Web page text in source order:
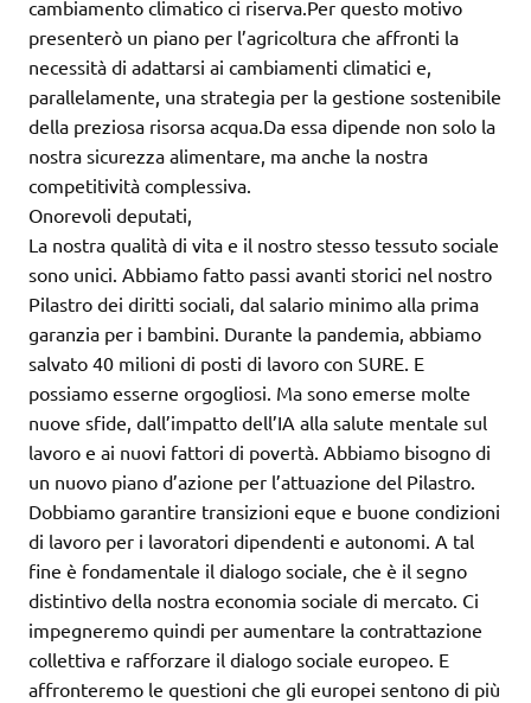
cambiamento climatico ci riserva.Per questo motivo
presenterò un piano per l’agricoltura che affronti la
necessità di adattarsi ai cambiamenti climatici e,
parallelamente, una strategia per la gestione sostenibile
della preziosa risorsa acqua.Da essa dipende non solo la
nostra sicurezza alimentare, ma anche la nostra
competitività complessiva.
Onorevoli deputati,
La nostra qualità di vita e il nostro stesso tessuto sociale
sono unici. Abbiamo fatto passi avanti storici nel nostro
Pilastro dei diritti sociali, dal salario minimo alla prima
garanzia per i bambini. Durante la pandemia, abbiamo
salvato 40 milioni di posti di lavoro con SURE. E
possiamo esserne orgogliosi. Ma sono emerse molte
nuove sfide, dall’impatto dell’IA alla salute mentale sul
lavoro e ai nuovi fattori di povertà. Abbiamo bisogno di
un nuovo piano d’azione per l’attuazione del Pilastro.
Dobbiamo garantire transizioni eque e buone condizioni
di lavoro per i lavoratori dipendenti e autonomi. A tal
fine è fondamentale il dialogo sociale, che è il segno
distintivo della nostra economia sociale di mercato. Ci
impegneremo quindi per aumentare la contrattazione
collettiva e rafforzare il dialogo sociale europeo. E
affronteremo le questioni che gli europei sentono di più